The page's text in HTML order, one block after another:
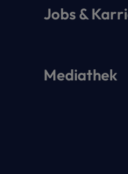
Jobs &
Mediathek